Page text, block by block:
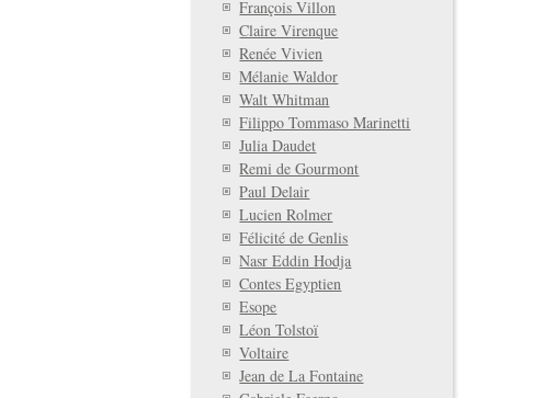
François Villon
Claire Virenque
Renée Vivien
Mélanie Waldor
Walt Whitman
Filippo Tommaso Marinetti
Julia Daudet
Remi de Gourmont
Paul Delair
Lucien Rolmer
Félicité de Genlis
Nasr Eddin Hodja
Contes Egyptien
Esope
Léon Tolstoï
Voltaire
Jean de La Fontaine